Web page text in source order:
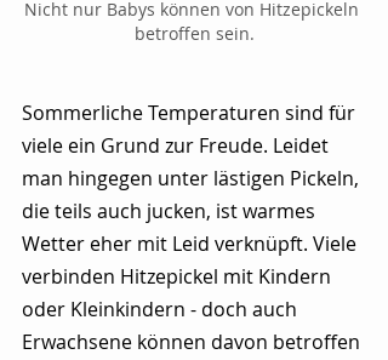
Nicht nur Babys können von Hitzepickeln
betroffen sein.
Sommerliche Temperaturen sind für
viele ein Grund zur Freude. Leidet
man hingegen unter lästigen Pickeln,
die teils auch jucken, ist warmes
Wetter eher mit Leid verknüpft. Viele
verbinden Hitzepickel mit Kindern
oder Kleinkindern - doch auch
Erwachsene können davon betroffen